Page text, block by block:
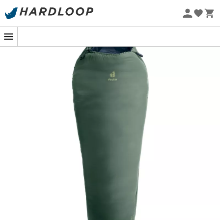
Zomeraanbiedingen 🔥 -5% EXTRA vanaf 2 producten* met
Orbit +5C / 41F slaapzakvanDeuter
hoogstandje gewijd aan zomerse avonturiers.
Ontworpen zonder naden en gemaakt van
gerecycleerde materialen
, zorgt de buitenlaag voor
terwijl het je
effectief beschermt tegen vocht. Dankzij de High-Loft
technologie is de vulling van holle vezels 360° verdeeld,
wat zorgt voor een aangename en omhullende
thermische comfort, ideaal voor je nachten onder de
Ingenieuze details maken dit robuuste
ritssluiting met anti-klem
vergemakkelijkt het gebruik, terwijl de binnenzak je
waardevolle spullen veilig houdt. De voorgevormde